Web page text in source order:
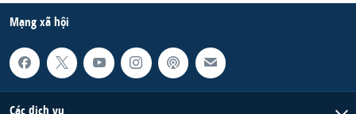
Mạng xã hội
Các dịch vụ